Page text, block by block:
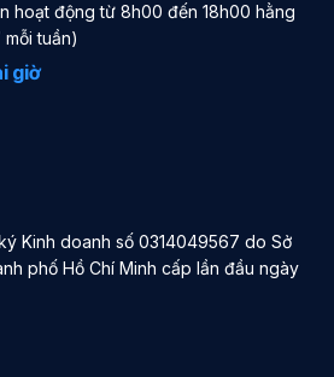
hoạt động từ 8h00 đến 18h00 hằng
tuần)
giờ
Kinh doanh số 0314049567 do Sở
phố Hồ Chí Minh cấp lần đầu ngày